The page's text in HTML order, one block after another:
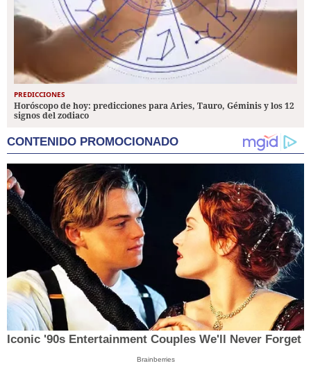
PREDICCIONES
Horóscopo de hoy: predicciones para Aries, Tauro, Géminis y los 12
signos del zodiaco
CONTENIDO PROMOCIONADO
Iconic '90s Entertainment Couples We'll Never Forget
Brainberries